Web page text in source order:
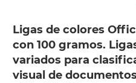
Ligas de colores
con 100 gramos.
variados para
visual de